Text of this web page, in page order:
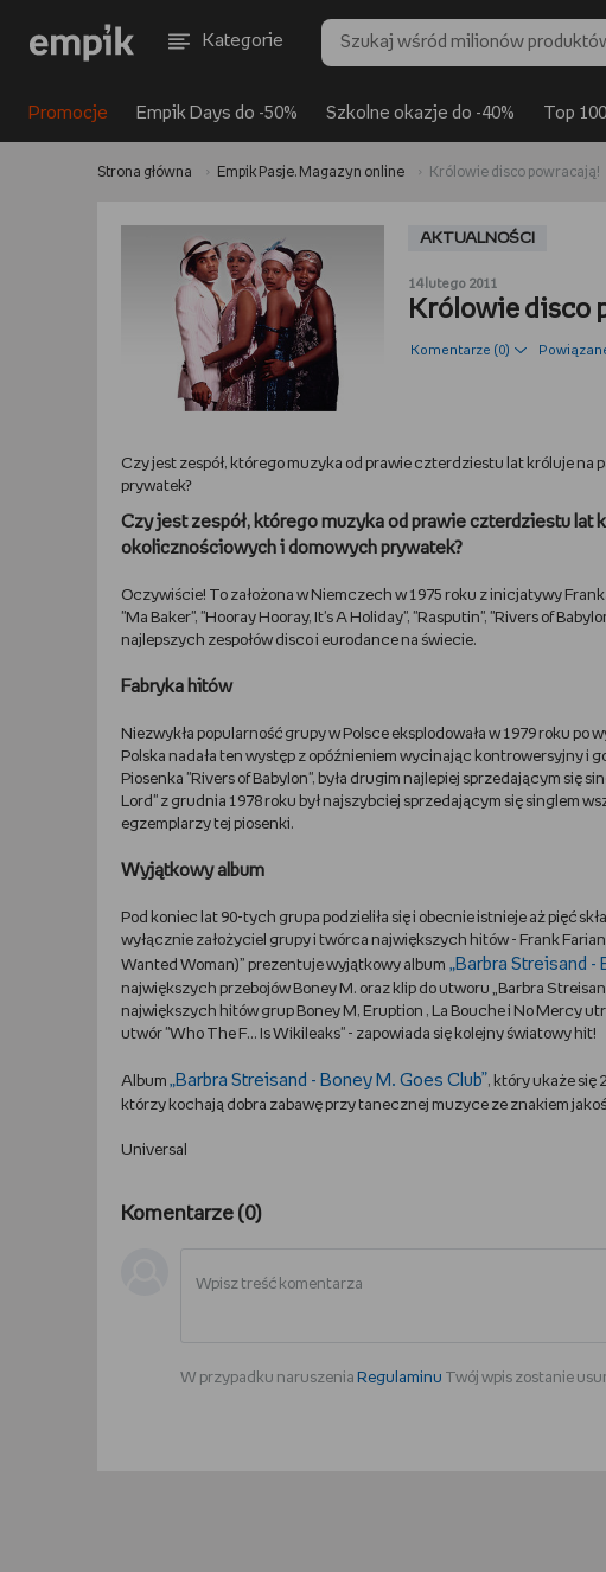
Kategorie
Promocje Empik Days do -50% Szkolne okazje do -40% Top 100
Strona główna Empik Pasje. Magazyn online Królowie disco powracają!
AKTUALNOŚCI
14 lutego 2011
Królowie disco
Komentarze (0)
Czy jest zespół, którego muzyka od prawie czterdziestu lat króluje
prywatek?
Czy jest zespół, którego muzyka od prawie czterdziestu lat
okolicznościowych i domowych prywatek?
Oczywiście! To założona w Niemczech w 1975 roku z inicjatywy
"Ma Baker", "Hooray Hooray, It's A Holiday", "Rasputin", "Rivers of
najlepszych zespołów disco i eurodance na świecie.
Fabryka hitów
Niezwykła popularność grupy w Polsce eksplodowała w 1979 roku
Polska nadała ten występ z opóźnieniem wycinając kontrowersyjny i
Piosenka "Rivers of Babylon", była drugim najlepiej sprzedającym się
Lord" z grudnia 1978 roku był najszybciej sprzedającym się singlem
egzemplarzy tej piosenki.
Wyjątkowy album
Pod koniec lat 90-tych grupa podzieliła się i obecnie istnieje aż pięć
wyłącznie założyciel grupy i twórca największych hitów - Frank
Wanted Woman)” prezentuje wyjątkowy album „Barbra Streisand -
największych przebojów Boney M. oraz klip do utworu „Barbra
największych hitów grup Boney M, Eruption , La Bouche i No Mercy
utwór "Who The F... Is Wikileaks" - zapowiada się kolejny światowy hit!
Album „Barbra Streisand - Boney M. Goes Club”, który ukaże się
którzy kochają dobra zabawę przy tanecznej muzyce ze znakiem
Universal
Komentarze (0)
W przypadku naruszenia Regulaminu Twój wpis zostanie